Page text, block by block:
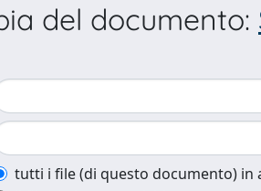
del documento:
tutti i file (di questo documento) in